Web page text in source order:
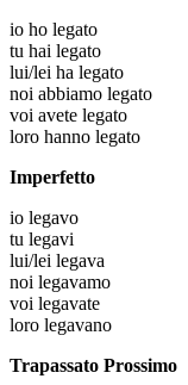
io ho legato
tu hai legato
lui/lei ha legato
noi abbiamo legato
voi avete legato
loro hanno legato
Imperfetto
io legavo
tu legavi
lui/lei legava
noi legavamo
voi legavate
loro legavano
Trapassato Prossimo